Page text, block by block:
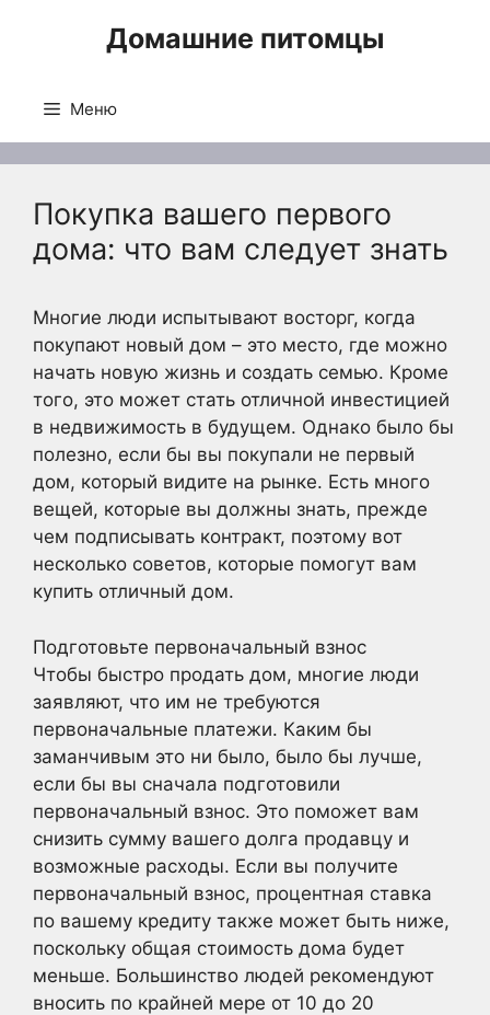
Домашние питомцы
Меню
Покупка вашего первого
дома: что вам следует знать
Многие люди испытывают восторг, когда
покупают новый дом – это место, где можно
начать новую жизнь и создать семью. Кроме
того, это может стать отличной инвестицией
в недвижимость в будущем. Однако было бы
полезно, если бы вы покупали не первый
дом, который видите на рынке. Есть много
вещей, которые вы должны знать, прежде
чем подписывать контракт, поэтому вот
несколько советов, которые помогут вам
купить отличный дом.
Подготовьте первоначальный взнос
Чтобы быстро продать дом, многие люди
заявляют, что им не требуются
первоначальные платежи. Каким бы
заманчивым это ни было, было бы лучше,
если бы вы сначала подготовили
первоначальный взнос. Это поможет вам
снизить сумму вашего долга продавцу и
возможные расходы. Если вы получите
первоначальный взнос, процентная ставка
по вашему кредиту также может быть ниже,
поскольку общая стоимость дома будет
меньше. Большинство людей рекомендуют
вносить по крайней мере от 10 до 20